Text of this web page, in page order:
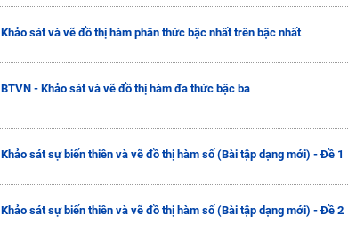
Khảo sát và vẽ đồ thị hàm phân thức bậc nhất trên bậc nhất
BTVN - Khảo sát và vẽ đồ thị hàm đa thức bậc ba
Khảo sát sự biến thiên và vẽ đồ thị hàm số (Bài tập dạng mới) - Đề 1
Khảo sát sự biến thiên và vẽ đồ thị hàm số (Bài tập dạng mới) - Đề 2